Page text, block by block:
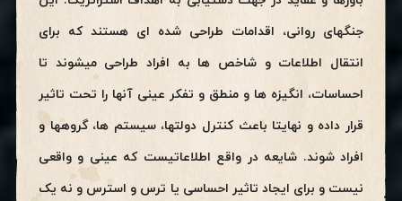
جنگهای روانی، اقدامات طراحی شده ای هستند که برای
انتقال اطلاعات و شاخص ها به افراد طراحی میشوند تا
احساسات، انگیزه ها و منطق و تفکر عینی آنها را تحت تاثیر
قرار داده و نهایتا باعث کنترل دولتها، سیستم ها، گروهها و
افراد شوند. شایعه در واقع اطلاعاتیست که عینی و واقعی
نیست و برای ایجاد تاثیر احساسی یا ترس و استرس و نه یک